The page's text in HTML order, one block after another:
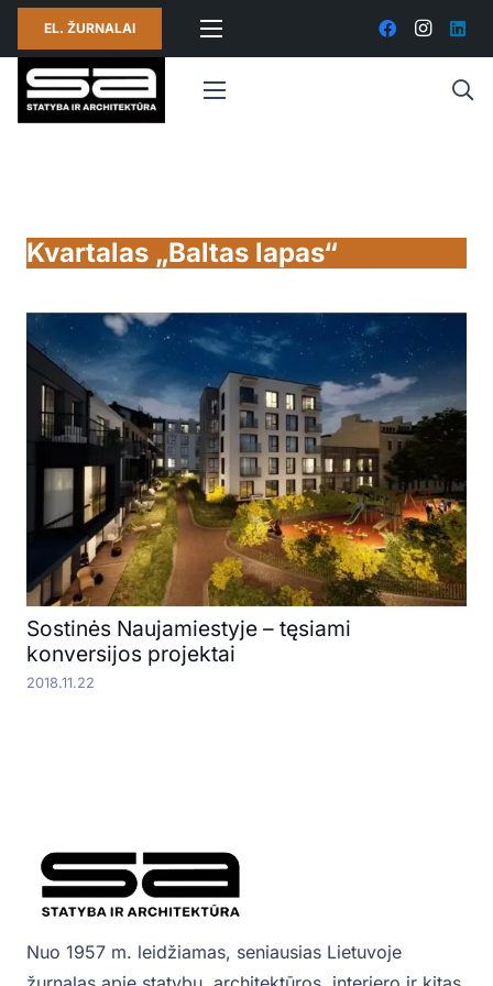
EL. ŽURNALAI
Kvartalas „Baltas lapas“
Sostinės Naujamiestyje – tęsiami
konversijos projektai
2018.11.22
Nuo 1957 m. leidžiamas, seniausias Lietuvoje